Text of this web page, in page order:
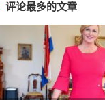
评论最多的文章